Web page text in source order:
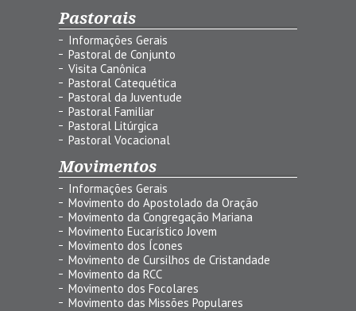
Pastorais
Informações Gerais
Pastoral de Conjunto
Visita Canônica
Pastoral Catequética
Pastoral da Juventude
Pastoral Familiar
Pastoral Litúrgica
Pastoral Vocacional
Movimentos
Informações Gerais
Movimento do Apostolado da Oração
Movimento da Congregação Mariana
Movimento Eucarístico Jovem
Movimento dos Ícones
Movimento de Cursilhos de Cristandade
Movimento da RCC
Movimento dos Focolares
Movimento das Missões Populares